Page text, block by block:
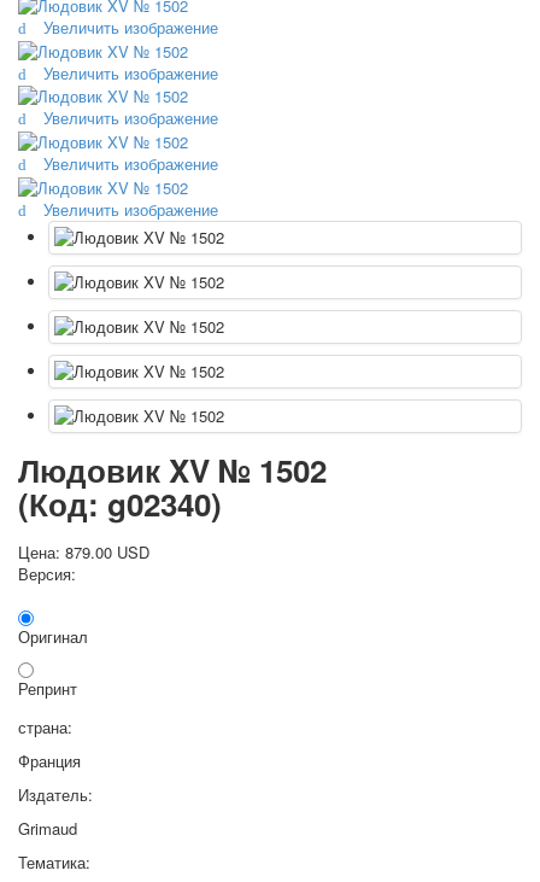
Октябрьская революция
С рождеством
Пасха
9 мая - день победы
Разные пожелания
1 сентября школа
Приглашение
Новости
Новости карточных колод
Новости открыток
О сайте
Ссылки
Наше видео
доставка
Избранное
Увеличить изображение
Увеличить изображение
Увеличить изображение
Увеличить изображение
Увеличить изображение
Людовик XV № 1502
(Код: g02340)
Цена: 879.00 USD
Версия:
Оригинал
Репринт
страна:
Франция
Издатель:
Grimaud
Тематика: